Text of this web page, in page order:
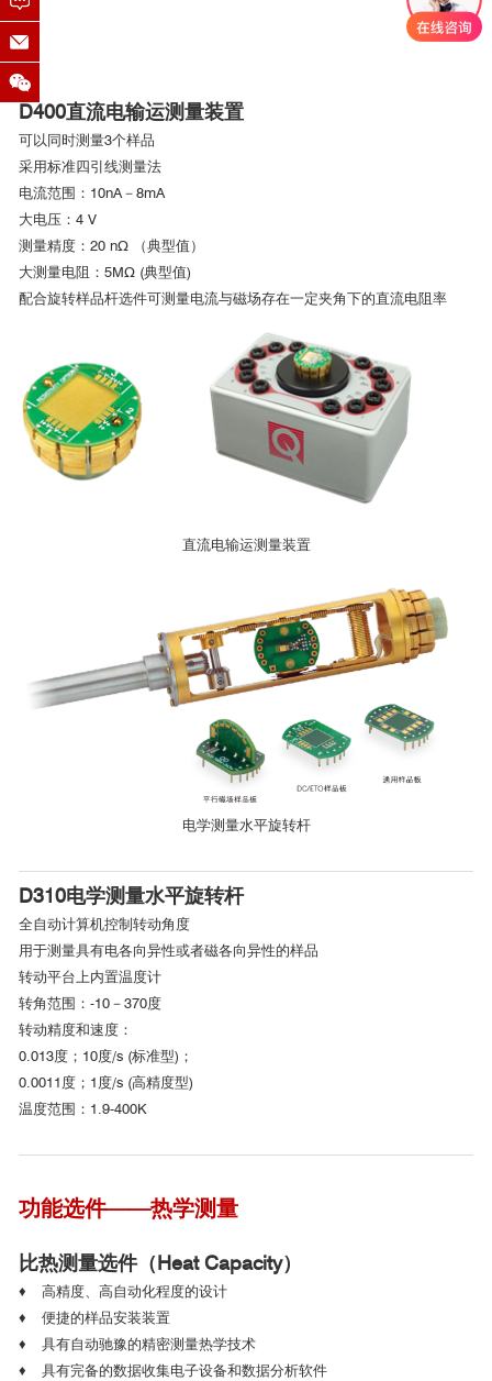
D400直流电输运测量装置
可以同时测量3个样品
采用标准四引线测量法
电流范围：10nA－8mA
大电压：4 V
测量精度：20 nΩ （典型值）
大测量电阻：5MΩ (典型值)
配合旋转样品杆选件可测量电流与磁场存在一定夹角下的直流电阻率
直流电输运测量装置
电学测量水平旋转杆
D310电学测量水平旋转杆
全自动计算机控制转动角度
用于测量具有电各向异性或者磁各向异性的样品
转动平台上内置温度计
转角范围：-10－370度
转动精度和速度：
0.013度；10度/s (标准型)；
0.0011度；1度/s (高精度型)
温度范围：1.9-400K
功能选件——热学测量
比热测量选件（Heat Capacity）
♦ 高精度、高自动化程度的设计
♦ 便捷的样品安装装置
♦ 具有自动驰豫的精密测量热学技术
♦ 具有完备的数据收集电子设备和数据分析软件
*数据获取：全新一代综合物性测试系统（PPMS DynaCool,
Quantum Design），配备有一个或两个锁相放大器（SR830,
Stanford）[3]。
参考文献：
电输运测量选件是Quantum Design综合物性测量系统PPMS广
泛使用选件之一，因为制样简单、测试通道多以及自动化程度高而
系数等参量，配合基系统的变温（1.8-400K）和变磁场（PPMS大磁
场16T， PPMS DynaCool大磁场14T）环境，可实现材料电磁输运
特性的全面刻画。
http://www.qd-china.com/zh/news/detail/2109161078667
■ 低温高压测量方案
■ AC-DR稀释制冷机专用交流磁化率选件测试
数据
0.2
南京大学
浙江大学